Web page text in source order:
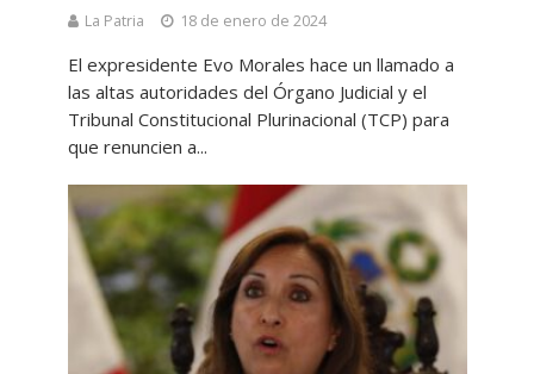
La Patria 18 de enero de 2024
El expresidente Evo Morales hace un llamado a
las altas autoridades del Órgano Judicial y el
Tribunal Constitucional Plurinacional (TCP) para
que renuncien a...